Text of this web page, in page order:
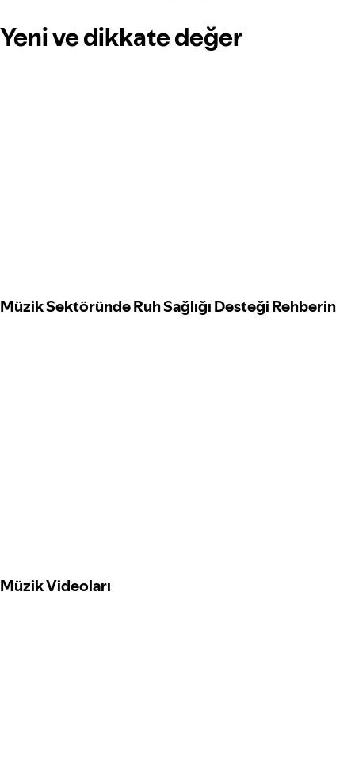
Yeni ve dikkate değer
Müzik Sektöründe Ruh Sağlığı Desteği Rehberin
Müzik Videoları